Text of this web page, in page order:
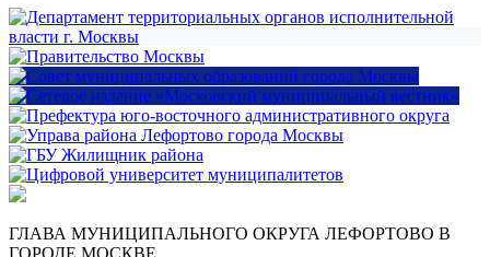
ГЛАВА МУНИЦИПАЛЬНОГО ОКРУГА ЛЕФОРТОВО В
ГОРОДЕ МОСКВЕ